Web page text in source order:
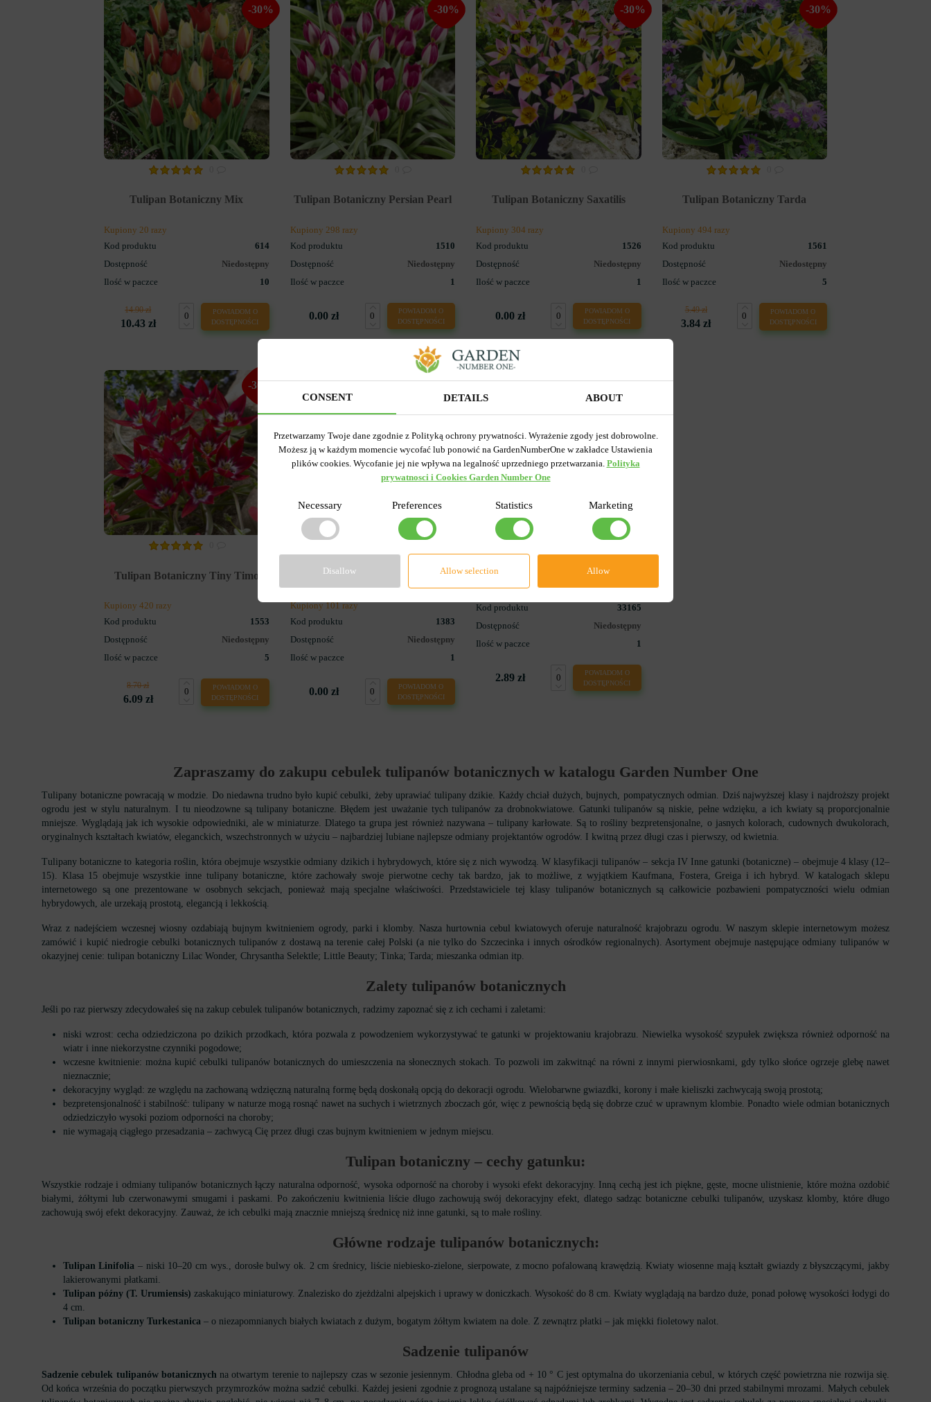
-30%
Tulipan Botaniczny Mix
Kupiony 20 razy
Kod produktu
614
Dostępność
Niedostępny
Ilość w paczce
10
14.90 zł
10.43 zł
POWIADOM O
DOSTĘPNOŚCI
-30%
Tulipan Botaniczny Persian Pearl
Kupiony 298 razy
Kod produktu
1510
Dostępność
Niedostępny
Ilość w paczce
1
0.00 zł
POWIADOM O
DOSTĘPNOŚCI
-30%
Tulipan Botaniczny Saxatilis
Kupiony 304 razy
Kod produktu
1526
Dostępność
Niedostępny
Ilość w paczce
1
0.00 zł
POWIADOM O
DOSTĘPNOŚCI
-30%
Tulipan Botaniczny Tarda
Kupiony 494 razy
Kod produktu
1561
Dostępność
Niedostępny
Ilość w paczce
5
5.49 zł
3.84 zł
POWIADOM O
DOSTĘPNOŚCI
-30%
Tulipan Botaniczny Tiny Timo
Kupiony 420 razy
Kod produktu
1553
Dostępność
Niedostępny
Ilość w paczce
5
8.70 zł
6.09 zł
POWIADOM O
DOSTĘPNOŚCI
-30%
Tulipan Botaniczny Turkestanica
Kupiony 101 razy
Kod produktu
1383
Dostępność
Niedostępny
Ilość w paczce
1
0.00 zł
POWIADOM O
DOSTĘPNOŚCI
Koszyk do cebulek okrągły 23 cm
Kod produktu
33165
Dostępność
Niedostępny
Ilość w paczce
1
2.89 zł
POWIADOM O
DOSTĘPNOŚCI
Zapraszamy do zakupu cebulek tulipanów botanicznych w katalogu Garden Number One
Tulipany botaniczne powracają w modzie. Do niedawna trudno było kupić cebulki, żeby uprawiać tulipany dzikie. Każdy chciał dużych, bujnych, pompatycznych odmian. Dziś najwyższej klasy i najdroższy projekt
ogrodu jest w stylu naturalnym. I tu nieodzowne są tulipany botaniczne. Błędem jest uważanie tych tulipanów za drobnokwiatowe. Gatunki tulipanów są niskie, pełne wdzięku, a ich kwiaty są proporcjonalnie
mniejsze. Wyglądają jak ich wysokie odpowiedniki, ale w miniaturze. Dlatego ta grupa jest również nazywana – tulipany karłowate. Są to rośliny bezpretensjonalne, o jasnych kolorach, cudownych dwukolorach,
oryginalnych kształtach kwiatów, eleganckich, wszechstronnych w użyciu – najbardziej lubiane najlepsze odmiany projektantów ogrodów. I kwitną przez długi czas i pierwszy, od kwietnia.
Tulipany botaniczne to kategoria roślin, która obejmuje wszystkie odmiany dzikich i hybrydowych, które się z nich wywodzą. W klasyfikacji tulipanów – sekcja IV Inne gatunki (botaniczne) – obejmuje 4 klasy (12–
15). Klasa 15 obejmuje wszystkie inne tulipany botaniczne, które zachowały swoje pierwotne cechy tak bardzo, jak to możliwe, z wyjątkiem Kaufmana, Fostera, Greiga i ich hybryd. W katalogach sklepu
internetowego są one prezentowane w osobnych sekcjach, ponieważ mają specjalne właściwości. Przedstawiciele tej klasy tulipanów botanicznych są całkowicie pozbawieni pompatyczności wielu odmian
hybrydowych, ale urzekają prostotą, elegancją i lekkością.
Wraz z nadejściem wczesnej wiosny ozdabiają bujnym kwitnieniem ogrody, parki i klomby. Nasza hurtownia cebul kwiatowych oferuje naturalność krajobrazu ogrodu. W naszym sklepie internetowym możesz
zamówić i kupić niedrogie cebulki botanicznych tulipanów z dostawą na terenie całej Polski (a nie tylko do Szczecinka i innych ośrodków regionalnych). Asortyment obejmuje następujące odmiany tulipanów w
okazyjnej cenie: tulipan botaniczny Lilac Wonder, Chrysantha Selektle; Little Beauty; Tinka; Tarda; mieszanka odmian itp.
Zaletytulipanów botanicznych
Jeśli po raz pierwszy zdecydowałeś się na zakup cebulek tulipanów botanicznych, radzimy zapoznać się z ich cechami i zaletami:
niski wzrost: cecha odziedziczona po dzikich przodkach, która pozwala z powodzeniem wykorzystywać te gatunki w projektowaniu krajobrazu. Niewielka wysokość szypułek zwiększa również odporność na
wiatr i inne niekorzystne czynniki pogodowe;
wczesne kwitnienie: można kupić cebulki tulipanów botanicznych do umieszczenia na słonecznych stokach. To pozwoli im zakwitnąć na równi z innymi pierwiosnkami, gdy tylko słońce ogrzeje glebę nawet
nieznacznie;
dekoracyjny wygląd: ze względu na zachowaną wdzięczną naturalną formę będą doskonałą opcją do dekoracji ogrodu. Wielobarwne gwiazdki, korony i małe kieliszki zachwycają swoją prostotą;
bezpretensjonalność i stabilność: tulipany w naturze mogą rosnąć nawet na suchych i wietrznych zboczach gór, więc z pewnością będą się dobrze czuć w uprawnym klombie. Ponadto wiele odmian botanicznych
odziedziczyło wysoki poziom odporności na choroby;
nie wymagają ciągłego przesadzania – zachwycą Cię przez długi czas bujnym kwitnieniem w jednym miejscu.
Tulipan botaniczny – cechy gatunku:
Wszystkie rodzaje i odmiany tulipanów botanicznych łączy naturalna odporność, wysoka odporność na choroby i wysoki efekt dekoracyjny. Inną cechą jest ich piękne, gęste, mocne ulistnienie, które można ozdobić
białymi, żółtymi lub czerwonawymi smugami i paskami. Po zakończeniu kwitnienia liście długo zachowują swój dekoracyjny efekt, dlatego sadząc botaniczne cebulki tulipanów, uzyskasz klomby, które długo
zachowują swój efekt dekoracyjny. Zauważ, że ich cebulki mają znacznie mniejszą średnicę niż inne gatunki, są to małe rośliny.
Główne rodzaje tulipanów botanicznych:
Tulipan Linifolia – niski 10–20 cm wys., dorosłe bulwy ok. 2 cm średnicy, liście niebiesko-zielone, sierpowate, z mocno pofalowaną krawędzią. Kwiaty wiosenne mają kształt gwiazdy z błyszczącymi, jakby
lakierowanymi płatkami.
Tulipan późny (T. Urumiensis) zaskakująco miniaturowy. Znalezisko do zjeżdżalni alpejskich i uprawy w doniczkach. Wysokość do 8 cm. Kwiaty wyglądają na bardzo duże, ponad połowę wysokości łodygi do
4 cm.
Tulipan botaniczny Turkestanica – o niezapomnianych białych kwiatach z dużym, bogatym żółtym kwiatem na dole. Z zewnątrz płatki – jak miękki fioletowy nalot.
Sadzenie tulipanów
Sadzenie cebulek tulipanów botanicznych na otwartym terenie to najlepszy czas w sezonie jesiennym. Chłodna gleba od + 10 ° C jest optymalna do ukorzeniania cebul, w których część powietrzna nie rozwija się.
Od końca września do początku pierwszych przymrozków można sadzić cebulki. Każdej jesieni zgodnie z prognozą ustalane są najpóźniejsze terminy sadzenia – 20–30 dni przed stabilnymi mrozami. Małych cebulek
CONSENT DETAILS ABOUT
Przetwarzamy Twoje dane zgodnie z Polityką ochrony prywatności. Wyrażenie zgody jest dobrowolne.
Możesz ją w każdym momencie wycofać lub ponowić na GardenNumberOne w zakładce Ustawienia
plików cookies. Wycofanie jej nie wpływa na legalność uprzedniego przetwarzania. Polityka
prywatnosci i Cookies Garden Number One
Necessary Preferences Statistics Marketing
Disallow Allow selection Allow